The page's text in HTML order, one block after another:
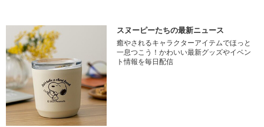
スヌーピーたちの最新ニュース
癒やされるキャラクターアイテムでほっと
一息つこう！かわいい最新グッズやイベン
ト情報を毎日配信